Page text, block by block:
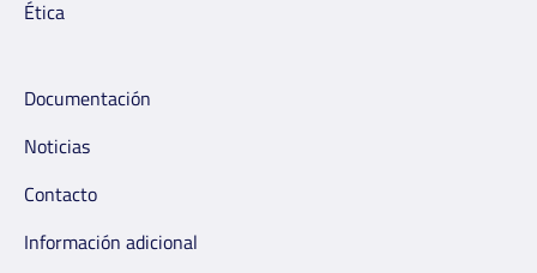
Ética
Documentación
Noticias
Contacto
Información adicional